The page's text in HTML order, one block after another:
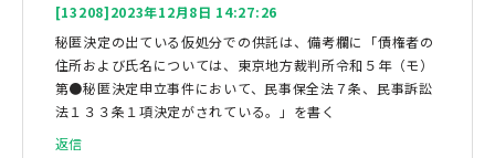
[13208]2023年12月8日 14:27:26
秘匿決定の出ている仮処分での供託は、備考欄に「債権者の
住所および氏名については、東京地方裁判所令和５年（モ）
第●秘匿決定申立事件において、民事保全法７条、民事訴訟
法１３３条１項決定がされている。」を書く
返信